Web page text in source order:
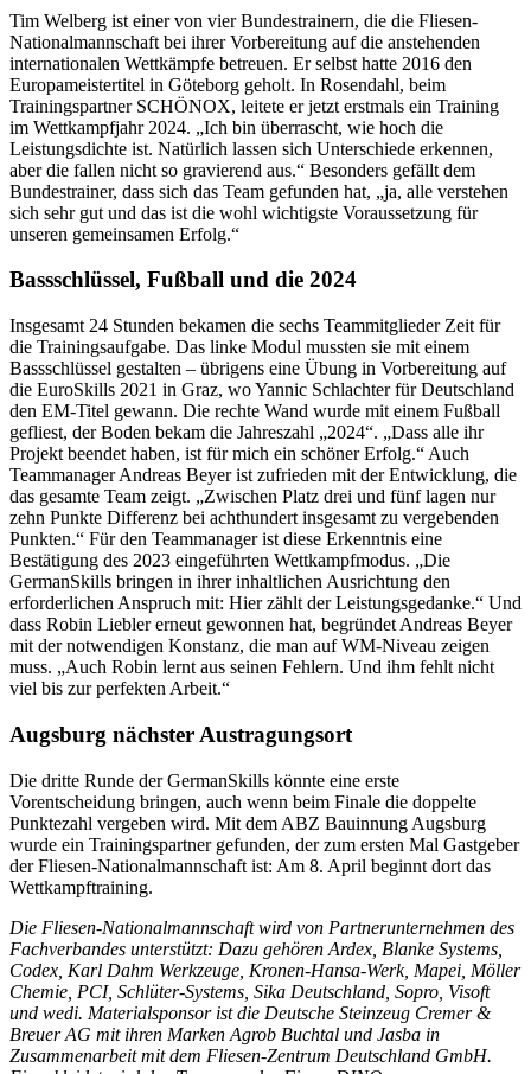
Tim Welberg ist einer von vier Bundestrainern, die die Fliesen-
Nationalmannschaft bei ihrer Vorbereitung auf die anstehenden
internationalen Wettkämpfe betreuen. Er selbst hatte 2016 den
Europameistertitel in Göteborg geholt. In Rosendahl, beim
Trainingspartner SCHÖNOX, leitete er jetzt erstmals ein Training
im Wettkampfjahr 2024. „Ich bin überrascht, wie hoch die
Leistungsdichte ist. Natürlich lassen sich Unterschiede erkennen,
aber die fallen nicht so gravierend aus.“ Besonders gefällt dem
Bundestrainer, dass sich das Team gefunden hat, „ja, alle verstehen
sich sehr gut und das ist die wohl wichtigste Voraussetzung für
unseren gemeinsamen Erfolg.“
Bassschlüssel, Fußball und die 2024
Insgesamt 24 Stunden bekamen die sechs Teammitglieder Zeit für
die Trainingsaufgabe. Das linke Modul mussten sie mit einem
Bassschlüssel gestalten – übrigens eine Übung in Vorbereitung auf
die EuroSkills 2021 in Graz, wo Yannic Schlachter für Deutschland
den EM-Titel gewann. Die rechte Wand wurde mit einem Fußball
gefliest, der Boden bekam die Jahreszahl „2024“. „Dass alle ihr
Projekt beendet haben, ist für mich ein schöner Erfolg.“ Auch
Teammanager Andreas Beyer ist zufrieden mit der Entwicklung, die
das gesamte Team zeigt. „Zwischen Platz drei und fünf lagen nur
zehn Punkte Differenz bei achthundert insgesamt zu vergebenden
Punkten.“ Für den Teammanager ist diese Erkenntnis eine
Bestätigung des 2023 eingeführten Wettkampfmodus. „Die
GermanSkills bringen in ihrer inhaltlichen Ausrichtung den
erforderlichen Anspruch mit: Hier zählt der Leistungsgedanke.“ Und
dass Robin Liebler erneut gewonnen hat, begründet Andreas Beyer
mit der notwendigen Konstanz, die man auf WM-Niveau zeigen
muss. „Auch Robin lernt aus seinen Fehlern. Und ihm fehlt nicht
viel bis zur perfekten Arbeit.“
Augsburg nächster Austragungsort
Die dritte Runde der GermanSkills könnte eine erste
Vorentscheidung bringen, auch wenn beim Finale die doppelte
Punktezahl vergeben wird. Mit dem ABZ Bauinnung Augsburg
wurde ein Trainingspartner gefunden, der zum ersten Mal Gastgeber
der Fliesen-Nationalmannschaft ist: Am 8. April beginnt dort das
Wettkampftraining.
Die Fliesen-Nationalmannschaft wird von Partnerunternehmen des
Fachverbandes unterstützt: Dazu gehören Ardex, Blanke Systems,
Codex, Karl Dahm Werkzeuge, Kronen-Hansa-Werk, Mapei, Möller
Chemie, PCI, Schlüter-Systems, Sika Deutschland, Sopro, Visoft
und wedi. Materialsponsor ist die Deutsche Steinzeug Cremer &
Breuer AG mit ihren Marken Agrob Buchtal und Jasba in
Zusammenarbeit mit dem Fliesen-Zentrum Deutschland GmbH.